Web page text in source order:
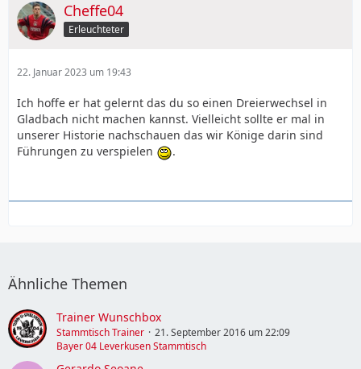
Cheffe04
Erleuchteter
22. Januar 2023 um 19:43
Ich hoffe er hat gelernt das du so einen Dreierwechsel in
Gladbach nicht machen kannst. Vielleicht sollte er mal in
unserer Historie nachschauen das wir Könige darin sind
Führungen zu verspielen
.
Ähnliche Themen
Trainer Wunschbox
Stammtisch Trainer
21. September 2016 um 22:09
Bayer 04 Leverkusen Stammtisch